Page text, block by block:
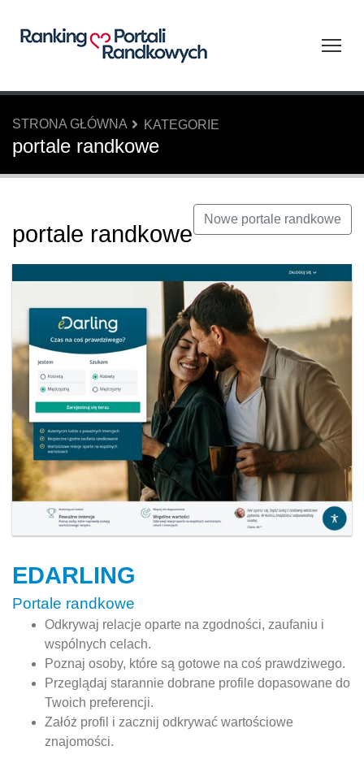
STRONA GŁÓWNA KATEGORIE
portale randkowe
Nowe portale randkowe
portale randkowe
EDARLING
Portale randkowe
Odkrywaj relacje oparte na zgodności, zaufaniu i
wspólnych celach.
Poznaj osoby, które są gotowe na coś prawdziwego.
Przeglądaj starannie dobrane profile dopasowane do
Twoich preferencji.
Załóż profil i zacznij odkrywać wartościowe
znajomości.